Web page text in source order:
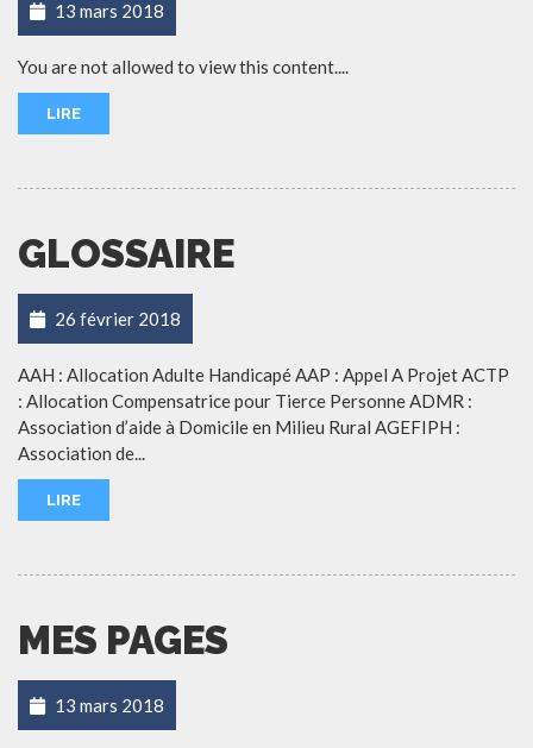
13 mars 2018
You are not allowed to view this content....
LIRE
GLOSSAIRE
26 février 2018
AAH : Allocation Adulte Handicapé AAP : Appel A Projet ACTP
: Allocation Compensatrice pour Tierce Personne ADMR :
Association d’aide à Domicile en Milieu Rural AGEFIPH :
Association de...
LIRE
MES PAGES
13 mars 2018